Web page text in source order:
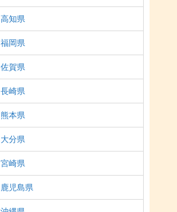
高知県
福岡県
佐賀県
長崎県
熊本県
大分県
宮崎県
鹿児島県